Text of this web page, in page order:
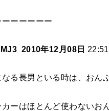
ーーーーー
MJ3 2010年12 月08日 22:51
なる長男といる時は、おん
ーはほとんど使わないお